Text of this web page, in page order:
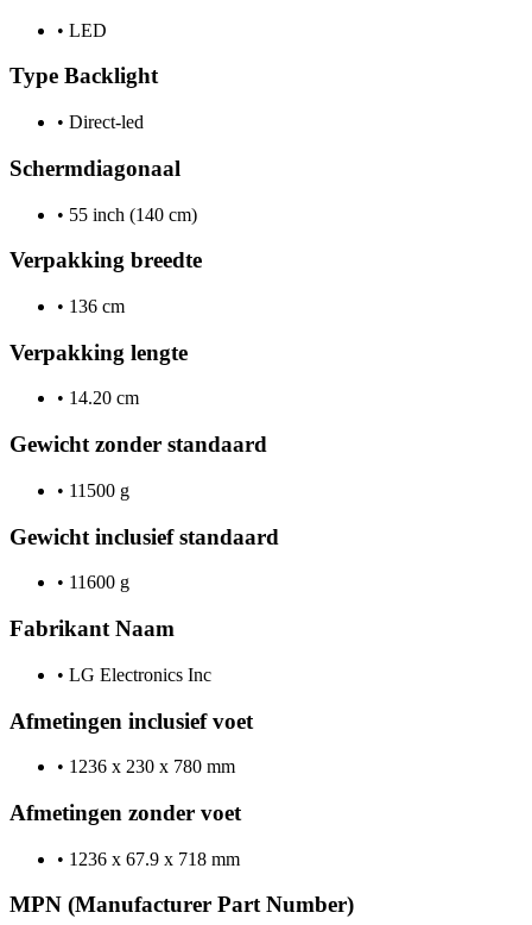
• LED
Type Backlight
• Direct-led
Schermdiagonaal
• 55 inch (140 cm)
Verpakking breedte
• 136 cm
Verpakking lengte
• 14.20 cm
Gewicht zonder standaard
• 11500 g
Gewicht inclusief standaard
• 11600 g
Fabrikant Naam
• LG Electronics Inc
Afmetingen inclusief voet
• 1236 x 230 x 780 mm
Afmetingen zonder voet
• 1236 x 67.9 x 718 mm
MPN (Manufacturer Part Number)